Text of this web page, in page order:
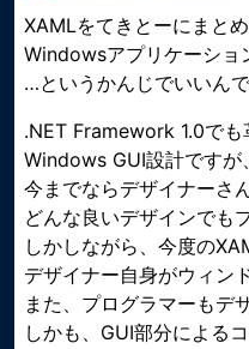
XAMLをてきとーにまと
Windowsアプリケーショ
…というかんじでいいん
.NET Framework 1.0で
Windows GUI設計ですが
今までならデザイナーさ
どんな良いデザインでも
しかしながら、今度の
デザイナー自身がウィン
また、プログラマーもデ
しかも、GUI部分による